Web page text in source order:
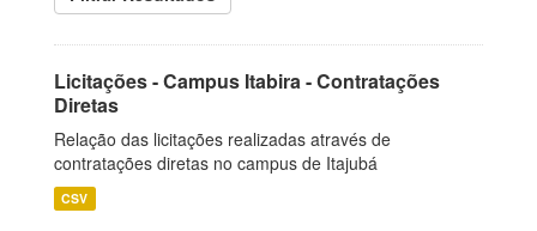
Licitações - Campus Itabira - Contratações
Diretas
Relação das licitações realizadas através de
contratações diretas no campus de Itajubá
CSV